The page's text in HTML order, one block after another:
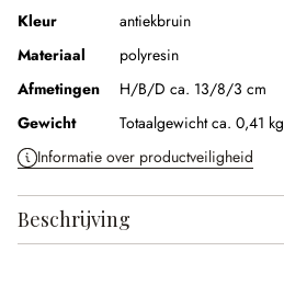
Kleur
antiekbruin
Materiaal
polyresin
Afmetingen
H/B/D ca. 13/8/3 cm
Gewicht
Totaalgewicht ca. 0,41 kg
Informatie over productveiligheid
Beschrijving